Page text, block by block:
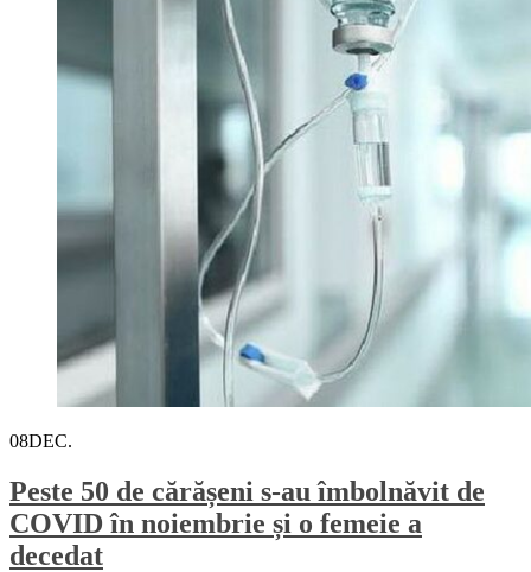
08DEC.
Peste 50 de cărășeni s-au îmbolnăvit de
COVID în noiembrie și o femeie a
decedat